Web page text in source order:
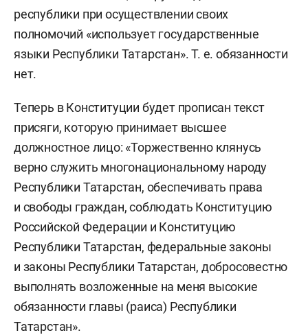
республики при осуществлении своих
полномочий «использует государственные
языки Республики Татарстан». Т. е. обязанности
нет.
Теперь в Конституции будет прописан текст
присяги, которую принимает высшее
должностное лицо: «Торжественно клянусь
верно служить многонациональному народу
Республики Татарстан, обеспечивать права
и свободы граждан, соблюдать Конституцию
Российской Федерации и Конституцию
Республики Татарстан, федеральные законы
и законы Республики Татарстан, добросовестно
выполнять возложенные на меня высокие
обязанности главы (раиса) Республики
Татарстан».